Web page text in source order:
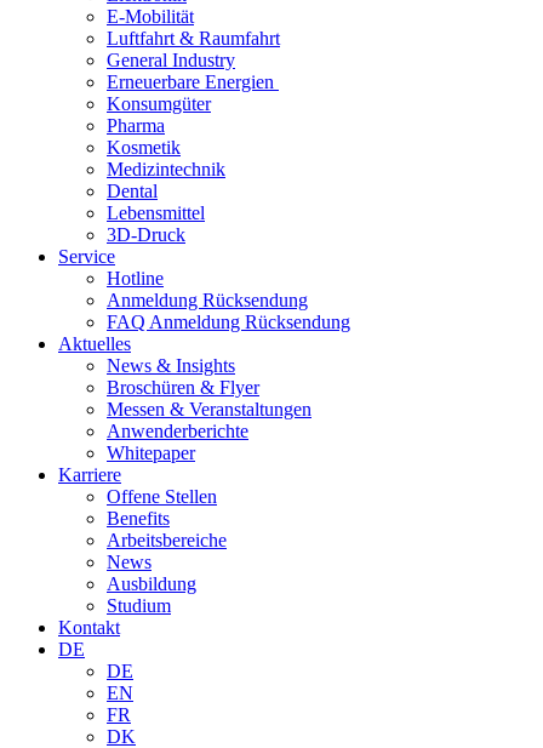
E-Mobilität
Luftfahrt & Raumfahrt
General Industry
Erneuerbare Energien
Konsumgüter
Pharma
Kosmetik
Medizintechnik
Dental
Lebensmittel
3D-Druck
Service
Hotline
Anmeldung Rücksendung
FAQ Anmeldung Rücksendung
Aktuelles
News & Insights
Broschüren & Flyer
Messen & Veranstaltungen
Anwenderberichte
Whitepaper
Karriere
Offene Stellen
Benefits
Arbeitsbereiche
News
Ausbildung
Studium
Kontakt
DE
DE
EN
FR
DK